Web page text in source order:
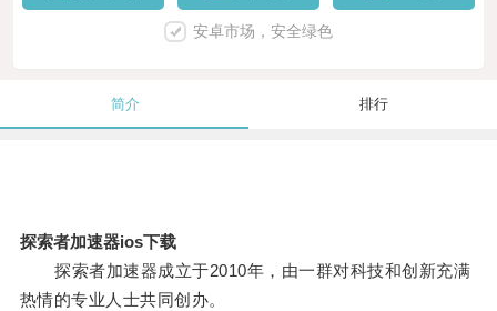
安卓市场，安全绿色
简介 排行
探索者加速器ios下载
探索者加速器成立于2010年，由一群对科技和创新充满
热情的专业人士共同创办。